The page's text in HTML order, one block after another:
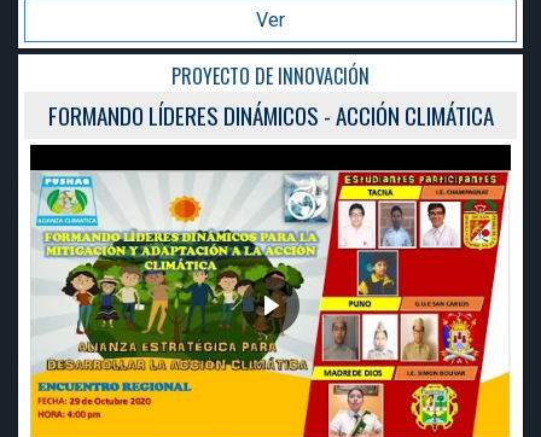
PROYECTO DE INNOVACIÓN
FORMANDO LÍDERES DINÁMICOS - ACCIÓN